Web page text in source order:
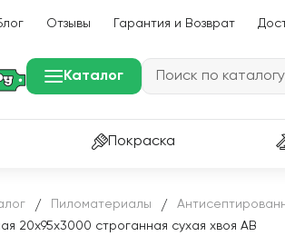
Отзывы Гарантия и Возврат
Каталог
Покраска
/ Пиломатериалы /
20х95х3000 строганная сухая хвоя АВ